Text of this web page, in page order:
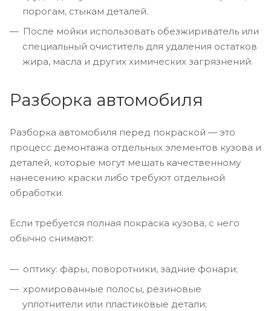
порогам, стыкам деталей.
После мойки использовать обезжириватель или
специальный очиститель для удаления остатков
жира, масла и других химических загрязнений.
Разборка автомобиля
Разборка автомобиля перед покраской — это
процесс демонтажа отдельных элементов кузова и
деталей, которые могут мешать качественному
нанесению краски либо требуют отдельной
обработки.
Если требуется полная покраска кузова, с него
обычно снимают:
оптику: фары, поворотники, задние фонари;
хромированные полосы, резиновые
уплотнители или пластиковые детали;